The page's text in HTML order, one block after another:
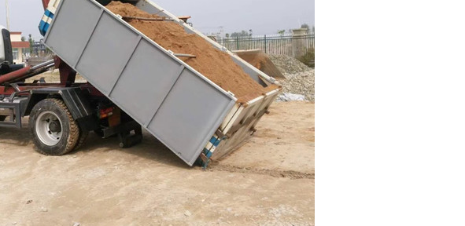
市场总监 陈经理
在线联系
总部热线 13886866627
总部地址 湖北省随州市曾都区两水大道大力路特1号